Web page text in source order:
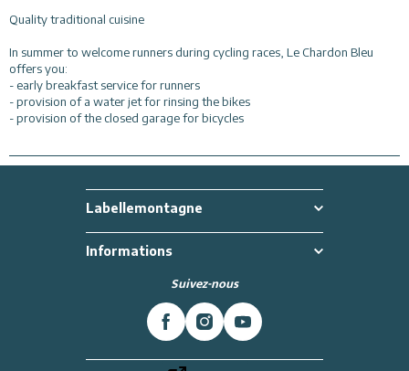
Quality traditional cuisine
In summer to welcome runners during cycling races, Le Chardon Bleu
offers you:
- early breakfast service for runners
- provision of a water jet for rinsing the bikes
- provision of the closed garage for bicycles
Labellemontagne
Informations
Suivez-nous